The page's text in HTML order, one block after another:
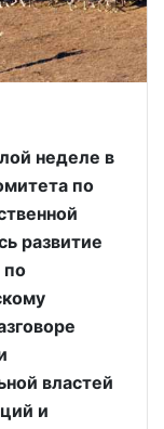
неделе в
по
развитие
по
властей
и